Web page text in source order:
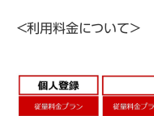
＜利用料金について＞